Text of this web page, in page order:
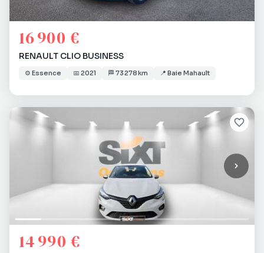
16 900 €
RENAULT CLIO BUSINESS
⚙️ Essence 📅 2021 🏁 73 278 km 📍 Baie Mahault
14 990 €